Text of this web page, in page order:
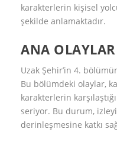
karakterlerin kişisel
şekilde anlamaktadır.
ANA OLAYLAR
Uzak Şehir’in 4.
Bu bölümdeki olaylar,
karakterlerin
seriyor. Bu durum,
derinleşmesine katkı